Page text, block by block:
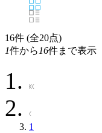
16件 (全20点)
1件から 16件まで表示
1